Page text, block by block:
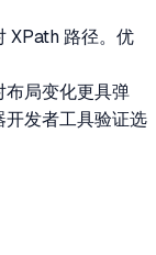
XPath 路径。优
布局变化更具弹
开发者工具验证选